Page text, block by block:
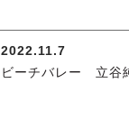
2022.11.7
ビーチバレー 立谷